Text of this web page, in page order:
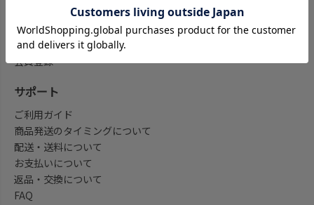
my focus(よみもの)
会員登録/マイページ
会員登録
サポート
ご利用ガイド
商品発送のタイミングについて
配送・送料について
お支払いについて
返品・交換について
FAQ